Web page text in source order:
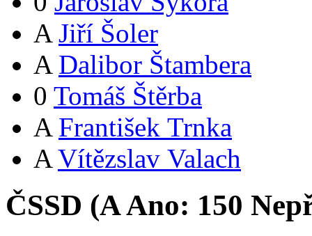
A Jiří Šoler
A Dalibor Štambera
0 Tomáš Štěrba
A František Trnka
A Vítězslav Valach
ČSSD (AAno: 150